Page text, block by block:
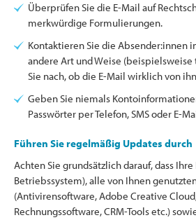
Überprüfen Sie die E-Mail auf
merkwürdige Formulierungen.
Kontaktieren Sie die Absender:innen
andere Art und Weise
Sie nach, ob die E-Mail wirklich von
Geben Sie niemals
Passwörter per Telefon, SMS oder E-
Führen Sie regelmäßig Updates durch
Achten Sie grundsätzlich darauf, dass Ihre
Betriebssystem), alle von Ihnen
(Antivirensoftware, Adobe Creative
Rechnungssoftware, CRM-Tools etc.)